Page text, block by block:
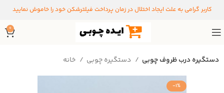
کاربر گرامی به علت ایجاد اختلال در زمان پرداخت فیلترشکن خود را خاموش نمایید
0
خانه دستگیره‌ چوبی دستگیره درب ظروف چوبی
-1%